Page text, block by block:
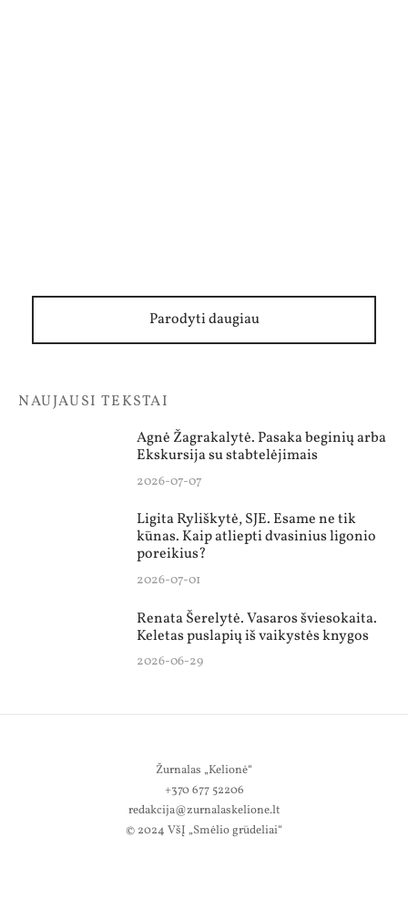
Parodyti daugiau
NAUJAUSI TEKSTAI
Agnė Žagrakalytė. Pasaka beginių arba
Ekskursija su stabtelėjimais
2026-07-07
Ligita Ryliškytė, SJE. Esame ne tik
kūnas. Kaip atliepti dvasinius ligonio
poreikius?
2026-07-01
Renata Šerelytė. Vasaros šviesokaita.
Keletas puslapių iš vaikystės knygos
2026-06-29
Žurnalas „Kelionė“
+370 677 52206
redakcija@zurnalaskelione.lt
© 2024 VšĮ „Smėlio grūdeliai“